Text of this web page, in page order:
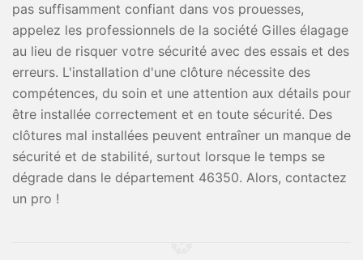
pas suffisamment confiant dans vos prouesses,
appelez les professionnels de la société Gilles élagage
au lieu de risquer votre sécurité avec des essais et des
erreurs. L'installation d'une clôture nécessite des
compétences, du soin et une attention aux détails pour
être installée correctement et en toute sécurité. Des
clôtures mal installées peuvent entraîner un manque de
sécurité et de stabilité, surtout lorsque le temps se
dégrade dans le département 46350. Alors, contactez
un pro !